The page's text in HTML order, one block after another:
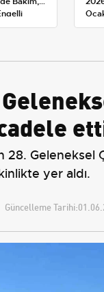
Yeni
28.
yer aldı.
Güncelleme Tarihi: